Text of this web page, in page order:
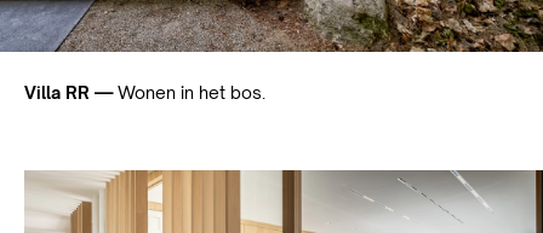
Villa RR —Wonen in het bos.